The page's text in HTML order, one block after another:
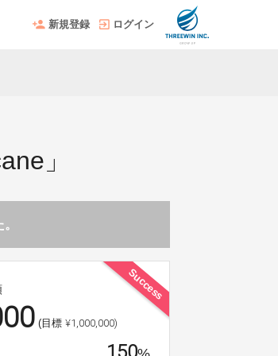
新規登録 ログイン
」
Success
(目標 ¥1,000,000)
150